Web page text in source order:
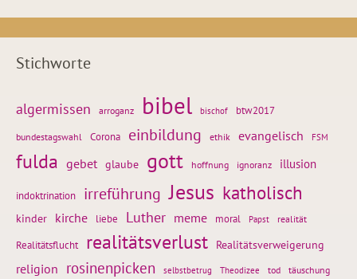
Stichworte
algermissen arroganz bibel bischof btw2017
bundestagswahl Corona einbildung ethik evangelisch FSM
fulda gebet glaube gott hoffnung ignoranz illusion
indoktrination irreführung Jesus katholisch
kinder kirche liebe Luther meme moral Papst realität
Realitätsflucht realitätsverlust Realitätsverweigerung
religion rosinenpicken selbstbetrug Theodizee tod täuschung